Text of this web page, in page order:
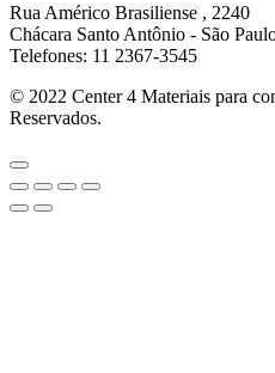
Rua Américo Brasiliense , 2240
Chácara Santo Antônio - São
Telefones: 11 2367-3545
© 2022 Center 4 Materiais para
Reservados.